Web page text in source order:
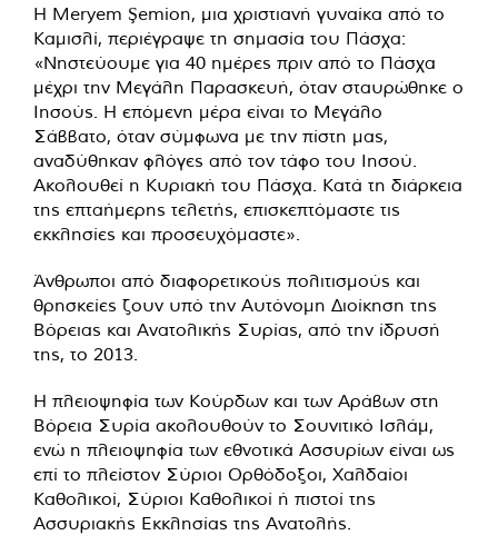
Η Meryem Şemion, μια χριστιανή γυναίκα από το
Καμισλί, περιέγραψε τη σημασία του Πάσχα:
«Νηστεύουμε για 40 ημέρες πριν από το Πάσχα
μέχρι την Μεγάλη Παρασκευή, όταν σταυρώθηκε ο
Ιησούς. Η επόμενη μέρα είναι το Μεγάλο
Σάββατο, όταν σύμφωνα με την πίστη μας,
αναδύθηκαν φλόγες από τον τάφο του Ιησού.
Ακολουθεί η Κυριακή του Πάσχα. Κατά τη διάρκεια
της επταήμερης τελετής, επισκεπτόμαστε τις
εκκλησίες και προσευχόμαστε».
Άνθρωποι από διαφορετικούς πολιτισμούς και
θρησκείες ζουν υπό την Αυτόνομη Διοίκηση της
Βόρειας και Ανατολικής Συρίας, από την ίδρυσή
της, το 2013.
Η πλειοψηφία των Κούρδων και των Αράβων στη
Βόρεια Συρία ακολουθούν το Σουνιτικό Ισλάμ,
ενώ η πλειοψηφία των εθνοτικά Ασσυρίων είναι ως
επί το πλείστον Σύριοι Ορθόδοξοι, Χαλδαίοι
Καθολικοί, Σύριοι Καθολικοί ή πιστοί της
Ασσυριακής Εκκλησίας της Ανατολής.